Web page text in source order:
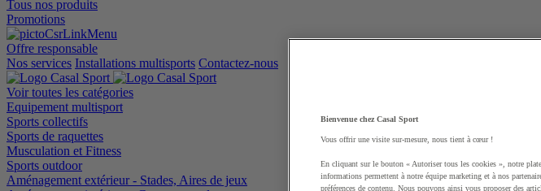
Tous nos produits
Promotions
Offre responsable
Nos services Installations multisports Contactez-nous
Voir toutes les catégories
Equipement multisport
Sports collectifs
Sports de raquettes
Musculation et Fitness
Sports outdoor
Aménagement extérieur - Stades, Aires de jeux
Bienvenue chez Casal Sport
Vous offrir une visite sur-mesure, nous tient à cœur !
En cliquant sur le bouton « Autoriser tous les cookies », notre
informations permettent à notre équipe marketing et à nos
préférences de contenu. Nous pouvons ainsi vous proposer des